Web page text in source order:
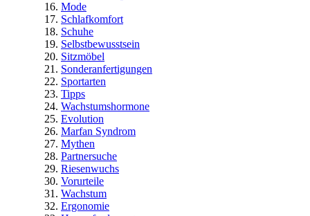
Mode
Schlafkomfort
Schuhe
Selbstbewusstsein
Sitzmöbel
Sonderanfertigungen
Sportarten
Tipps
Wachstumshormone
Evolution
Marfan Syndrom
Mythen
Partnersuche
Riesenwuchs
Vorurteile
Wachstum
Ergonomie